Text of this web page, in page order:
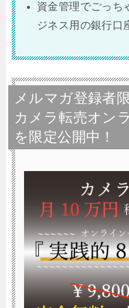
資金管理でごっち
ジネス用の銀行口
メルマガ登録者
カメラ転売オン
を限定公開中！